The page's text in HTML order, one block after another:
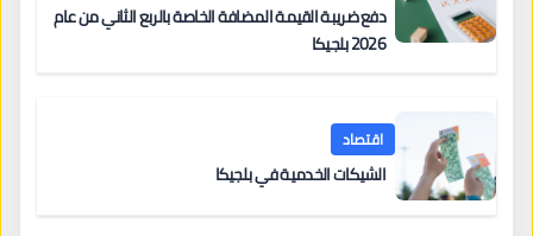
دفع ضريبة القيمة المضافة الخاصة بالربع الثاني من عام
2026 بلجيكا
اقتصاد
الشيكات الخدمية في بلجيكا